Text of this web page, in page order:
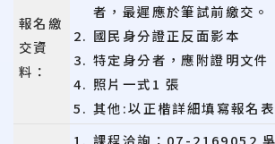
報名繳
交資
料：
者，最遲應於筆試前繳交。
國民身分證正反面影本
特定身分者，應附證明文件
照片一式1 張
其他:以正楷詳細填寫報名
課程洽詢：07-2169052 吳